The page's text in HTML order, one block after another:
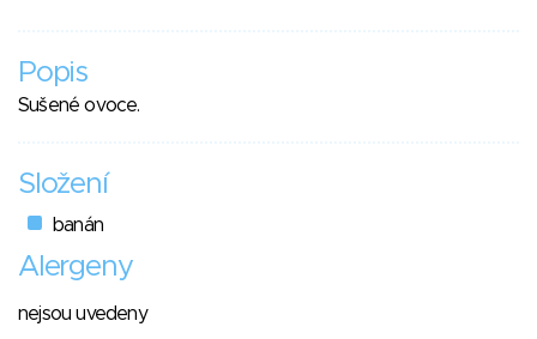
Popis
Sušené ovoce.
Složení
banán
Alergeny
nejsou uvedeny